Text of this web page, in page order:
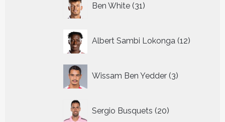
Ben White 31
producten
Albert Sambi Lokonga 12
Wissam Ben Yedder 3
producten
Sergio Busquets 20
producten